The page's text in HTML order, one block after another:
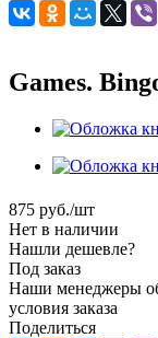
Games.
875 руб./шт
Нет в наличии
Нашли дешевле?
Под заказ
Наши менеджеры
условия заказа
Поделиться